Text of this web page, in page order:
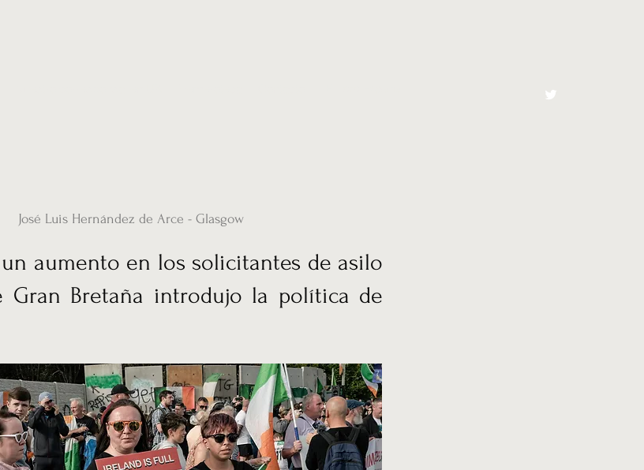
José Luis Hernández de Arce - Glasgow
aumento en los solicitantes de asilo
Gran Bretaña introdujo la política de